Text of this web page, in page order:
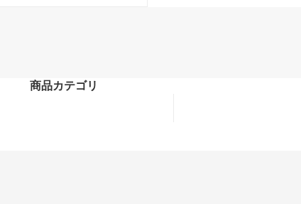
商品カテゴリ